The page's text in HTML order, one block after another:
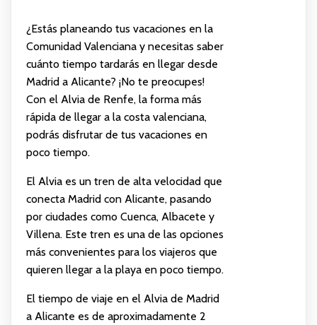
¿Estás planeando tus vacaciones en la
Comunidad Valenciana y necesitas saber
cuánto tiempo tardarás en llegar desde
Madrid a Alicante? ¡No te preocupes!
Con el Alvia de Renfe, la forma más
rápida de llegar a la costa valenciana,
podrás disfrutar de tus vacaciones en
poco tiempo.
El Alvia es un tren de alta velocidad que
conecta Madrid con Alicante, pasando
por ciudades como Cuenca, Albacete y
Villena. Este tren es una de las opciones
más convenientes para los viajeros que
quieren llegar a la playa en poco tiempo.
El tiempo de viaje en el Alvia de Madrid
a Alicante es de aproximadamente 2